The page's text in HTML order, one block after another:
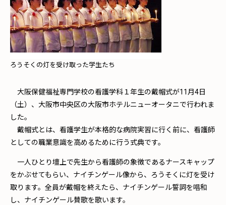
ろうそくの灯を受け取った学生たち
大阪保健福祉専門学校の看護学科１年生の戴帽式が11月4日
（土）、大阪市中央区の大阪市ホテルニューオータニで行われま
した。
戴帽式とは、看護学生が本格的な病院実習に行く前に、看護師
としての職業意識を高めるために行う式典です。
一人ひとり壇上で先生から看護師の象徴であるナースキャップ
をかぶせてもらい、ナイチンゲール像から、ろうそくに灯を受け
取ります。全員が戴帽を終えたら、ナイチンゲール誓詞を唱和
し、ナイチンゲール賛歌を歌います。